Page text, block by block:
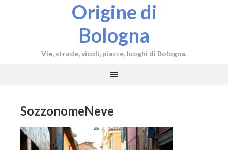
Origine di
Bologna
Vie, strade, vicoli, piazze, luoghi di Bologna.
SozzonomeNeve